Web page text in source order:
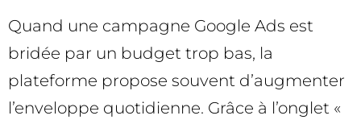
Quand une campagne Google Ads est
bridée par un budget trop bas, la
plateforme propose souvent d’augmenter
l’enveloppe quotidienne. Grâce à l’onglet «